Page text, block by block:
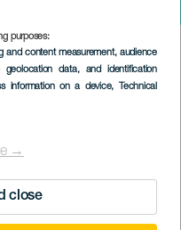
purposes:
and content measurement, audience
geolocation data, and identification
information on a device, Technical
→
close